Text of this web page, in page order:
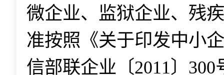
微企业、监狱企业、残
准按照《关于印发中小
信部联企业〔2011〕